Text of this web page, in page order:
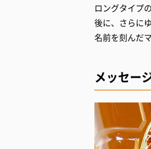
ロングタイプ
後に、さらに
名前を刻んだ
メッセー